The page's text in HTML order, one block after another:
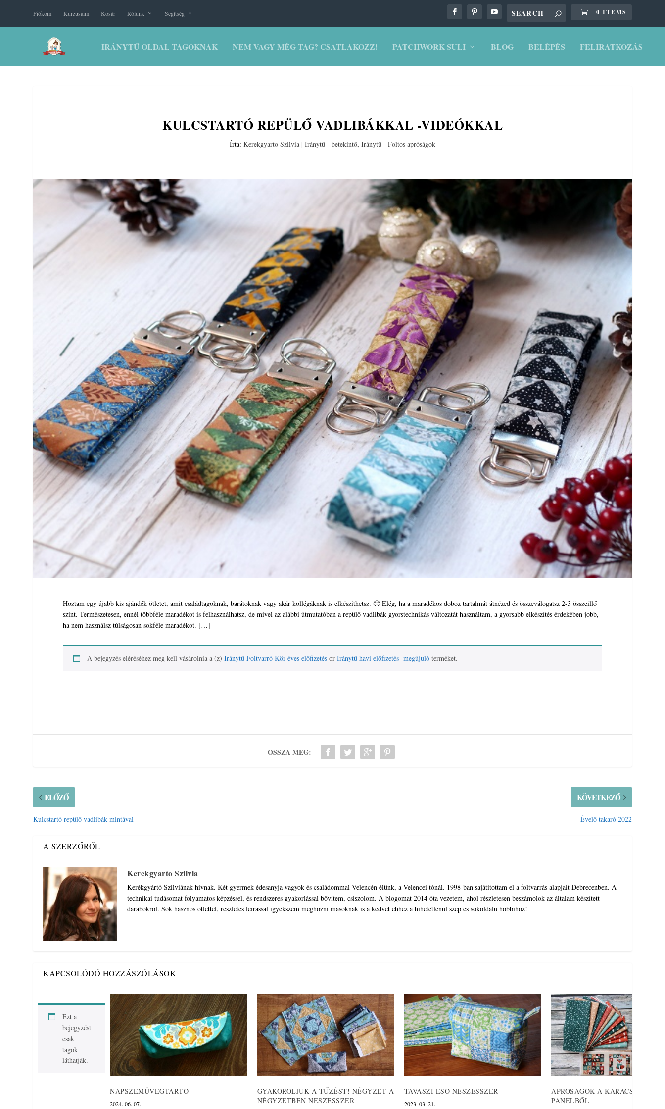
Fiókom Kurzusaim Kosár Rólunk Segítség 0 ITEMS
IRÁNYTŰ OLDAL TAGOKNAK NEM VAGY MÉG TAG? CSATLAKOZZ! PATCHWORK SULI BLOG BELÉPÉS FELIRATKOZÁS
KULCSTARTÓ REPÜLŐ VADLIBÁKKAL -VIDEÓKKAL
Írta: Kerekgyarto Szilvia | Iránytű - betekintő, Iránytű - Foltos apróságok
Hoztam egy újabb kis ajándék ötletet, amit családtagoknak, barátoknak vagy akár kollégáknak is elkészíthetsz. 🙂 Elég, ha a maradékos doboz tartalmát átnézed és összeválogatsz 2-3 összeillő
színt. Természetesen, ennél többféle maradékot is felhasználhatsz, de mivel az alábbi útmutatóban a repülő vadlibák gyorstechnikás változatát használtam, a gyorsabb elkészítés érdekében jobb,
ha nem használsz túlságosan sokféle maradékot. […]
A bejegyzés eléréséhez meg kell vásárolnia a (z)Iránytű Foltvarró Kör éves előfizetés orIránytű havi előfizetés -megújuló terméket.
OSSZA MEG:
ELŐZŐ
Kulcstartó repülő vadlibák mintával
KÖVETKEZŐ
Évelő takaró 2022
A SZERZŐRŐL
Kerekgyarto Szilvia
Kerékgyártó Szilviának hívnak. Két gyermek édesanyja vagyok és családommal Velencén élünk, a Velencei tónál. 1998-ban sajátítottam el a foltvarrás alapjait Debrecenben. A
technikai tudásomat folyamatos képzéssel, és rendszeres gyakorlással bővítem, csiszolom. A blogomat 2014 óta vezetem, ahol részletesen beszámolok az általam készített
darabokról. Sok hasznos ötlettel, részletes leírással igyekszem meghozni másoknak is a kedvét ehhez a hihetetlenül szép és sokoldalú hobbihoz!
KAPCSOLÓDÓ HOZZÁSZÓLÁSOK
Ezt a
bejegyzést
csak
tagok
láthatják.
NAPSZEMÜVEGTARTÓ
2024. 06. 07.
GYAKOROLJUK A TŰZÉST! NÉGYZET A
NÉGYZETBEN NESZESSZER
TAVASZI ESŐ NESZESSZER
2023. 03. 21.
APRÓSÁGOK A KARÁCSONYI
PANELBŐL